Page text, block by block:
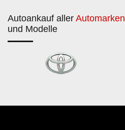
Autoankauf aller Automarken
und Modelle